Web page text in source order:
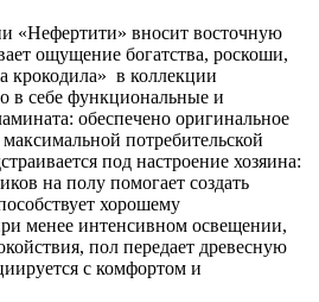
«Нефертити» вносит восточную
ощущение богатства, роскоши,
крокодила» в коллекции
в себе функциональные и
обеспечено оригинальное
потребительской
под настроение хозяина:
на полу помогает создать
хорошему
менее интенсивном освещении,
пол передает древесную
с комфортом и